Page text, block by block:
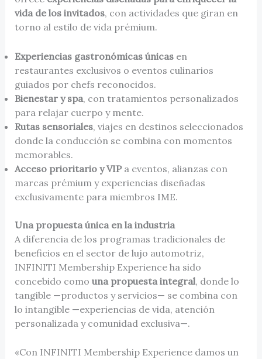
vida de los invitados, con actividades que giran en
torno al estilo de vida prémium.
Experiencias gastronómicas únicas en
restaurantes exclusivos o eventos culinarios
guiados por chefs reconocidos.
Bienestar y spa, con tratamientos personalizados
para relajar cuerpo y mente.
Rutas sensoriales, viajes en destinos seleccionados
donde la conducción se combina con momentos
memorables.
Acceso prioritario y VIP a eventos, alianzas con
marcas prémium y experiencias diseñadas
exclusivamente para miembros IME.
Una propuesta única en la industria
A diferencia de los programas tradicionales de
beneficios en el sector de lujo automotriz,
INFINITI Membership Experience ha sido
concebido como una propuesta integral, donde lo
tangible —productos y servicios— se combina con
lo intangible —experiencias de vida, atención
personalizada y comunidad exclusiva—.
«Con INFINITI Membership Experience damos un